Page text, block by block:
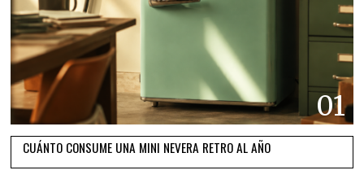
01
CUÁNTO CONSUME UNA MINI NEVERA RETRO AL AÑO